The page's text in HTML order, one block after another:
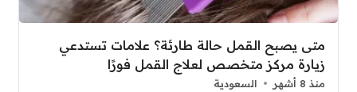
متى يصبح القمل حالة طارئة؟ علامات تستدعي
زيارة مركز متخصص لعلاج القمل فورًا
منذ 8 أشهر السعودية